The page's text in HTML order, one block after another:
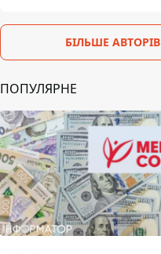
БІЛЬШЕ АВТОРІВ
ПОПУЛЯРНЕ